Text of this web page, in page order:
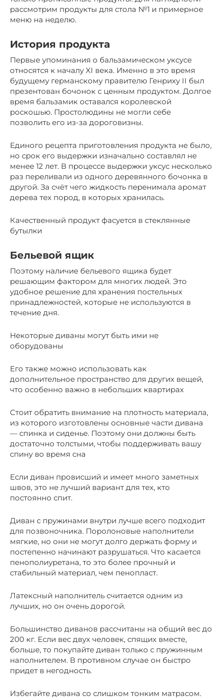
рассмотрим продукты для стола №1 и примерное
меню на неделю.
История продукта
Первые упоминания о бальзамическом уксусе
относятся к началу XI века. Именно в это время
будущему германскому правителю Генриху II был
презентован бочонок с ценным продуктом. Долгое
время бальзамик оставался королевской
роскошью. Простолюдины не могли себе
позволить его из-за дороговизны.
Единого рецепта приготовления продукта не было,
но срок его выдержки изначально составлял не
менее 12 лет. В процессе выдержки уксус несколько
раз переливали из одного деревянного бочонка в
другой. За счёт чего жидкость перенимала аромат
дерева тех пород, в которых хранилась.
Качественный продукт фасуется в стеклянные
бутылки
Бельевой ящик
Поэтому наличие бельевого ящика будет
решающим фактором для многих людей. Это
удобное решение для хранения постельных
принадлежностей, которые не используются в
течение дня.
Некоторые диваны могут быть ими не
оборудованы
Его также можно использовать как
дополнительное пространство для других вещей,
что особенно важно в небольших квартирах
Стоит обратить внимание на плотность материала,
из которого изготовлены основные части дивана
— спинка и сиденье. Поэтому они должны быть
достаточно толстыми, чтобы поддерживать вашу
спину во время сна
Если диван провисший и имеет много заметных
швов, это не лучший вариант для тех, кто
постоянно спит.
Диван с пружинами внутри лучше всего подходит
для позвоночника. Поролоновые наполнители
мягкие, но они не могут долго держать форму и
постепенно начинают разрушаться. Что касается
пенополиуретана, то это более прочный и
стабильный материал, чем пенопласт.
Латексный наполнитель считается одним из
лучших, но он очень дорогой.
Большинство диванов рассчитаны на общий вес до
200 кг. Если вес двух человек, спящих вместе,
больше, то покупайте диван только с пружинным
наполнителем. В противном случае он быстро
придет в негодность.
Избегайте дивана со слишком тонким матрасом.